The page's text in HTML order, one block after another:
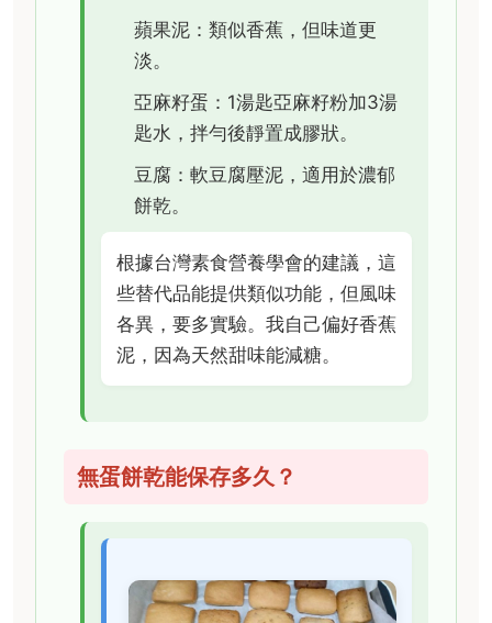
蘋果泥：類似香蕉，但味道更
淡。
亞麻籽蛋：1湯匙亞麻籽粉加3湯
匙水，拌勻後靜置成膠狀。
豆腐：軟豆腐壓泥，適用於濃郁
餅乾。
根據台灣素食營養學會的建議，這
些替代品能提供類似功能，但風味
各異，要多實驗。我自己偏好香蕉
泥，因為天然甜味能減糖。
無蛋餅乾能保存多久？